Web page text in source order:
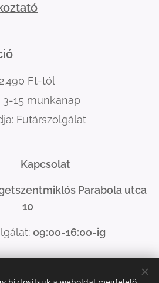
Ft-tól
3-15 munkanap
Futárszolgálat
Kapcsolat
Parabola utca
10
09:00-16:00-ig